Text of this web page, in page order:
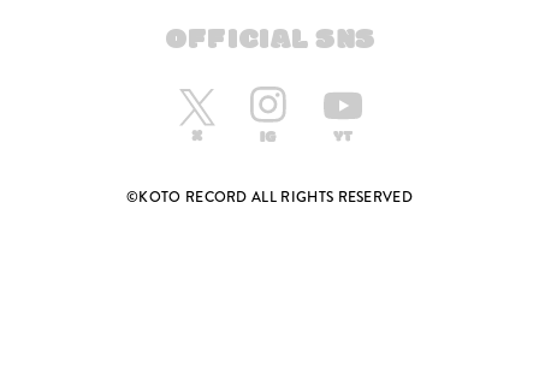
OFFICIAL SNS
©KOTO RECORD ALL RIGHTS RESERVED